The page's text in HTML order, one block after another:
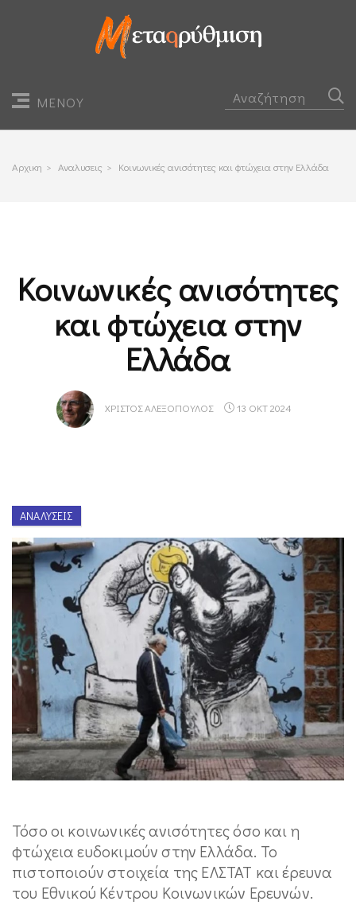
ΜΕΝΟΥ
Αρχικη > Αναλυσεις > Κοινωνικές ανισότητες και φτώχεια στην Ελλάδα
Κοινωνικές ανισότητες
και φτώχεια στην
Ελλάδα
ΧΡΊΣΤΟΣ ΑΛΕΞΌΠΟΥΛΟΣ 13 ΟΚΤ 2024
ΑΝΑΛΎΣΕΙΣ
Τόσο οι κοινωνικές ανισότητες όσο και η
φτώχεια ευδοκιμούν στην Ελλάδα. Το
πιστοποιούν στοιχεία της ΕΛΣΤΑΤ και έρευνα
του Εθνικού Κέντρου Κοινωνικών Ερευνών.